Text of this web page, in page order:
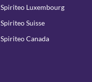
Spiriteo Luxembourg
Spiriteo Suisse
Spiriteo Canada